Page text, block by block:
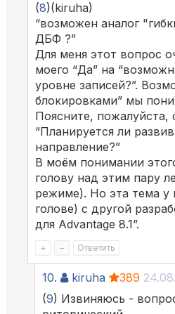
(8)(kiruha)
“возможен аналог
ДБФ ?”
Для меня этот вопрос
моего “Да” на
уровне записей?”.
блокировками” мы
Поясните, пожалуйста,
“Планируется ли
направление?”
В моём понимании
голову над этим пару
режиме). Но эта тема у
голове) с другой
для Advantage 8.1”.
+ – Ответить
10. kiruha 389
(9) Извиняюсь -